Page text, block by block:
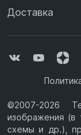
Доставка
©2007-2026
изображения (в
схемы и др.),